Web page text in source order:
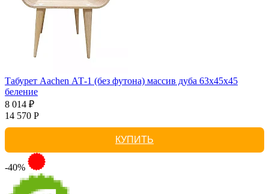
Табурет Aachen АТ-1 (без футона) массив дуба 63х45х45
беление
8 014 ₽
14 570 Р
КУПИТЬ
-40%